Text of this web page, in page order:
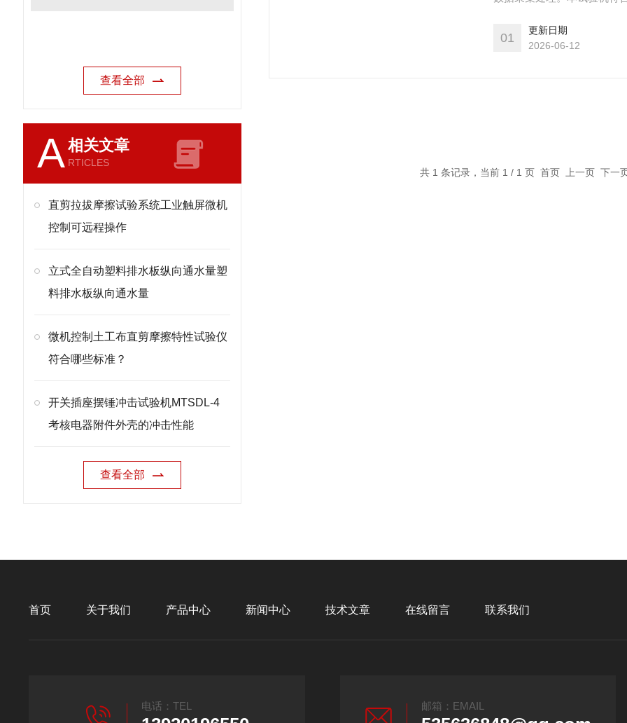
查看全部
A相关文章
RTICLES
直剪拉拔摩擦试验系统工业触屏微机
控制可远程操作
立式全自动塑料排水板纵向通水量塑
料排水板纵向通水量
微机控制土工布直剪摩擦特性试验仪
符合哪些标准？
开关插座摆锤冲击试验机MTSDL-4
考核电器附件外壳的冲击性能
查看全部
建材、公路桥梁等。工程单
01
更新日期
2026-06-12
共 1 条记录，当前 1 / 1 页 首页 上一页 下一
首页 关于我们 产品中心 新闻中心 技术文章 在线留言 联系我们
电话：TEL 邮箱：EMAIL